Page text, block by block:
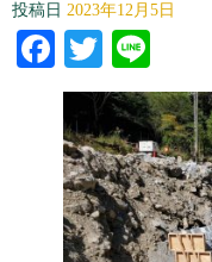
投稿日 2023年12月5日
Facebook
Twitter